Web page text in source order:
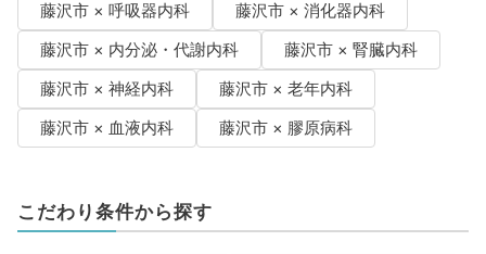
藤沢市 × 呼吸器内科
藤沢市 × 消化器内科
藤沢市 × 内分泌・代謝内科
藤沢市 × 腎臓内科
藤沢市 × 神経内科
藤沢市 × 老年内科
藤沢市 × 血液内科
藤沢市 × 膠原病科
こだわり条件から探す